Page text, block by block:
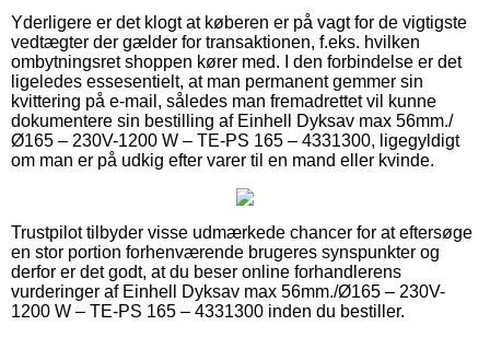
Yderligere er det klogt at køberen er på vagt for de vigtigste
vedtægter der gælder for transaktionen, f.eks. hvilken
ombytningsret shoppen kører med. I den forbindelse er det
ligeledes essesentielt, at man permanent gemmer sin
kvittering på e-mail, således man fremadrettet vil kunne
dokumentere sin bestilling af Einhell Dyksav max 56mm./
Ø165 – 230V-1200 W – TE-PS 165 – 4331300, ligegyldigt
om man er på udkig efter varer til en mand eller kvinde.
Trustpilot tilbyder visse udmærkede chancer for at eftersøge
en stor portion forhenværende brugeres synspunkter og
derfor er det godt, at du beser online forhandlerens
vurderinger af Einhell Dyksav max 56mm./Ø165 – 230V-
1200 W – TE-PS 165 – 4331300 inden du bestiller.